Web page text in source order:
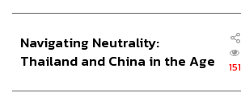
Navigating Neutrality:
Thailand and China in the Age
151